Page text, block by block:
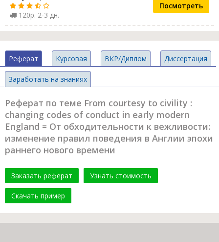
120р. 2-3 дн.
Посмотреть
Реферат Курсовая ВКР/Диплом Диссертация
Заработать на знаниях
Реферат по теме From courtesy to civility :
changing codes of conduct in early modern
England = От обходительности к вежливости:
изменение правил поведения в Англии эпохи
раннего нового времени
Заказать реферат Узнать стоимость
Скачать пример